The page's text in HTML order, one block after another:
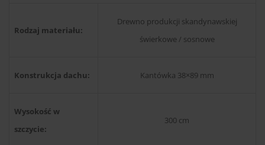
Rodzaj materiału:
Drewno produkcji skandynawskiej
świerkowe / sosnowe
Konstrukcja dachu: Kantówka 38×89 mm
Wysokość w
szczycie:
300 cm